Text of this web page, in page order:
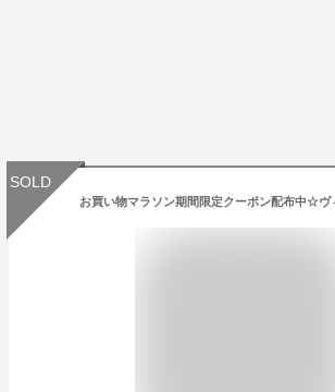
SOLD